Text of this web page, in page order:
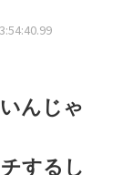
んじゃ
するし